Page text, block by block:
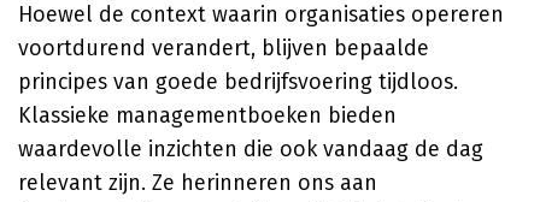
Hoewel de context waarin organisaties opereren
voortdurend verandert, blijven bepaalde
principes van goede bedrijfsvoering tijdloos.
Klassieke managementboeken bieden
waardevolle inzichten die ook vandaag de dag
relevant zijn. Ze herinneren ons aan